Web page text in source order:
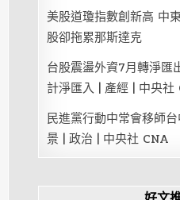
美股道瓊指數創新高 中
股卻拖累那斯達克
台股震盪外資7月轉淨
計淨匯入 | 產經 | 中央社
民進黨行動中常會移師
景 | 政治 | 中央社 CNA